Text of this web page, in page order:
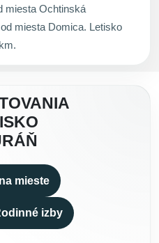
miesta Ochtinská
miesta Domica. Letisko
mieste
izby